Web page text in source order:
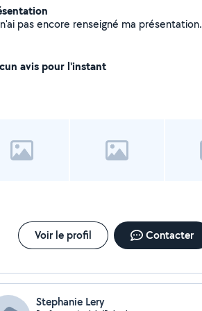
Je n'ai pas encore renseigné ma présentation.
avis pour l'instant
Voir le profil Contacter
Stephanie Lery